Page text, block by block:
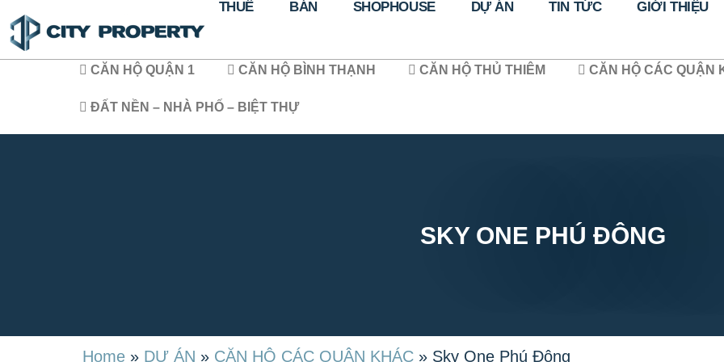
THUÊ BÁN SHOPHOUSE DỰ ÁN TIN TỨC GIỚI THIỆU
CĂN HỘ QUẬN 1 CĂN HỘ BÌNH THẠNH CĂN HỘ THỦ THIÊM CĂN HỘ CÁC QUẬN
ĐẤT NỀN – NHÀ PHỐ – BIỆT THỰ
SKY ONE PHÚ ĐÔNG
Home » DỰ ÁN » CĂN HỘ CÁC QUẬN KHÁC » Sky One Phú Đông